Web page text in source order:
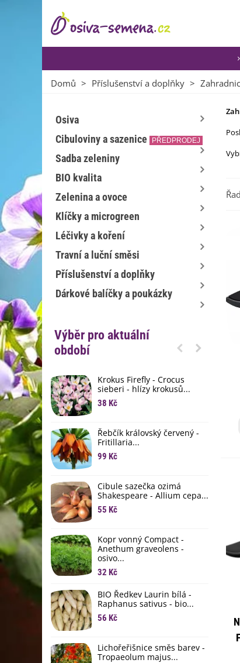
Domů > Příslušenství a doplňky >
Osiva
Cibuloviny a sazenice
PŘEDPRODEJ
Sadba zeleniny
BIO kvalita
Zelenina a ovoce
Klíčky a microgreen
Léčivky a koření
Travní a luční směsi
Příslušenství a doplňky
Dárkové balíčky a poukázky
Výběr pro aktuální
období
Krokus Firefly - Crocus
sieberi - hlízy krokusů...
38 Kč
Řebčík královský červený -
Fritillaria...
99 Kč
Cibule sazečka ozimá
Shakespeare - Allium cepa...
55 Kč
Kopr vonný Compact -
Anethum graveolens -
osivo...
32 Kč
BIO Ředkev Laurin bílá -
Raphanus sativus - bio...
56 Kč
Lichořeřišnice směs barev -
Tropaeolum majus...